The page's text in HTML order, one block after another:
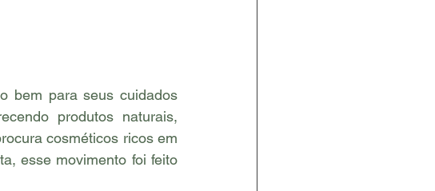
bem para seus cuidados
produtos naturais,
cosméticos ricos em
esse movimento foi feito